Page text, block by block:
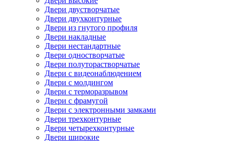
Двери двустворчатые
Двери двухконтурные
Двери из гнутого профиля
Двери накладные
Двери нестандартные
Двери одностворчатые
Двери полуторастворчатые
Двери с видеонаблюдением
Двери с молдингом
Двери с терморазрывом
Двери с фрамугой
Двери с электронными замками
Двери трехконтурные
Двери четырехконтурные
Двери широкие